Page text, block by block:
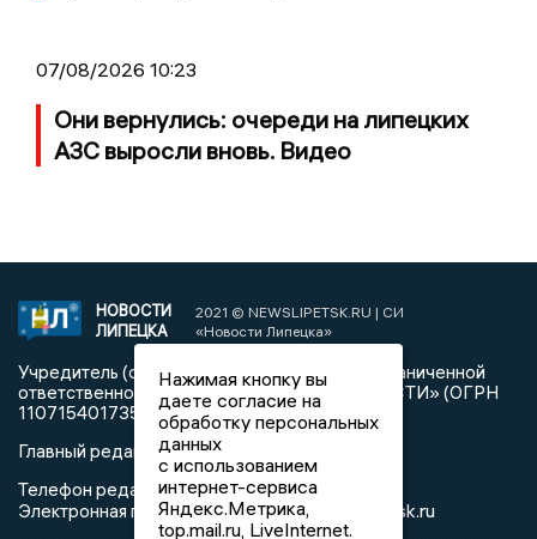
07/08/2026 10:23
Они вернулись: очереди на липецких
АЗС выросли вновь. Видео
НОВОСТИ
ЛИПЕЦКА
2021 © NEWSLIPETSK.RU | СИ
«Новости Липецка»
Учредитель (соучредители): Общество с ограниченной
ответственностью «РЕГИОНАЛЬНЫЕ НОВОСТИ» (ОГРН
1107154017354)
Главный редактор: Герцог Е.Г.
Телефон редакции: +7 903 699 9427
Электронная почта редакции:info@newslipetsk.ru
Нажимая кнопку вы
даете согласие на
обработку персональных
данных
с использованием
интернет-сервиса
Яндекс.Метрика,
top.mail.ru, LiveInternet.